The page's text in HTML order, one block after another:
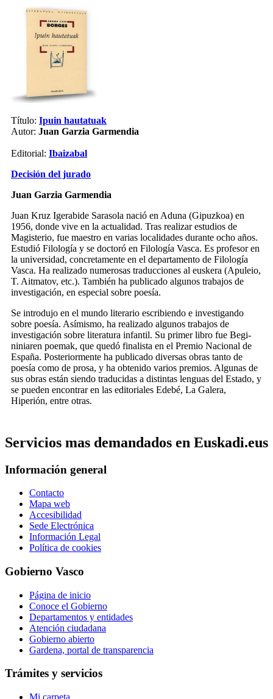
Título: Ipuin hautatuak
Autor: Juan Garzia Garmendia
Editorial: Ibaizabal
Decisión del jurado
Juan Garzia Garmendia
Juan Kruz Igerabide Sarasola nació en Aduna (Gipuzkoa) en
1956, donde vive en la actualidad. Tras realizar estudios de
Magisterio, fue maestro en varias localidades durante ocho años.
Estudió Filología y se doctoró en Filología Vasca. Es profesor en
la universidad, concretamente en el departamento de Filología
Vasca. Ha realizado numerosas traducciones al euskera (Apuleio,
T. Aitmatov, etc.). También ha publicado algunos trabajos de
investigación, en especial sobre poesía.
Se introdujo en el mundo literario escribiendo e investigando
sobre poesía. Asímismo, ha realizado algunos trabajos de
investigación sobre literatura infantil. Su primer libro fue Begi-
niniaren poemak, que quedó finalista en el Premio Nacional de
España. Posteriormente ha publicado diversas obras tanto de
poesía como de prosa, y ha obtenido varios premios. Algunas de
sus obras están siendo traducidas a distintas lenguas del Estado, y
se pueden encontrar en las editoriales Edebé, La Galera,
Hiperión, entre otras.
Servicios mas demandados en Euskadi.eus
Información general
Contacto
Mapa web
Accesibilidad
Sede Electrónica
Información Legal
Política de cookies
Gobierno Vasco
Página de inicio
Conoce el Gobierno
Departamentos y entidades
Atención ciudadana
Gobierno abierto
Gardena, portal de transparencia
Trámites y servicios
Mi carpeta